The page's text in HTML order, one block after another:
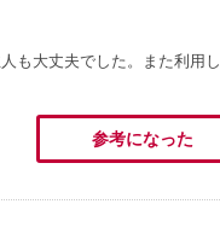
も大丈夫でした。また利用し
参考になった